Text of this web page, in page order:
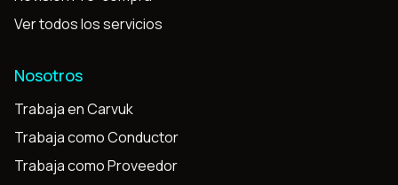
Ver todos los servicios
Nosotros
Trabaja en Carvuk
Trabaja como Conductor
Trabaja como Proveedor